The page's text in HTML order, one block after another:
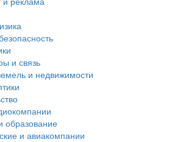
и связь
и недвижимости
образование
и авиакомпании